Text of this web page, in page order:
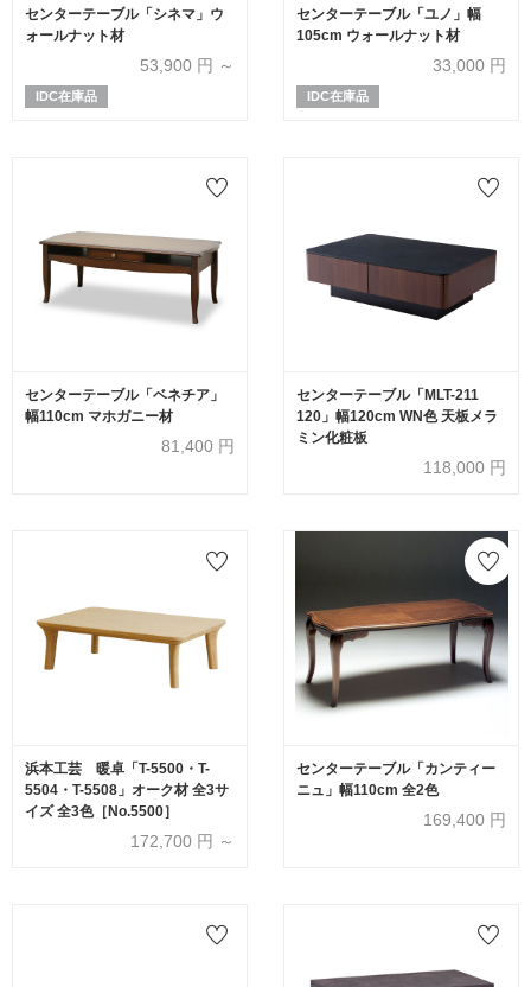
センターテーブル「シネマ」ウ
ォールナット材
53,900 円 ～
IDC在庫品
センターテーブル「ユノ」幅
105cm ウォールナット材
33,000 円
IDC在庫品
センターテーブル「ベネチア」
幅110cm マホガニー材
81,400 円
センターテーブル「MLT-211
120」幅120cm WN色 天板メラ
ミン化粧板
118,000 円
浜本工芸 暖卓「T-5500・T-
5504・T-5508」オーク材 全3サ
イズ 全3色［No.5500］
172,700 円 ～
センターテーブル「カンティー
ニュ」幅110cm 全2色
169,400 円